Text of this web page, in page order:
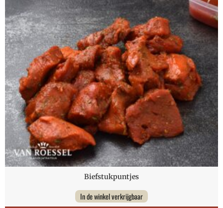
Biefstukpuntjes
In de winkel verkrijgbaar